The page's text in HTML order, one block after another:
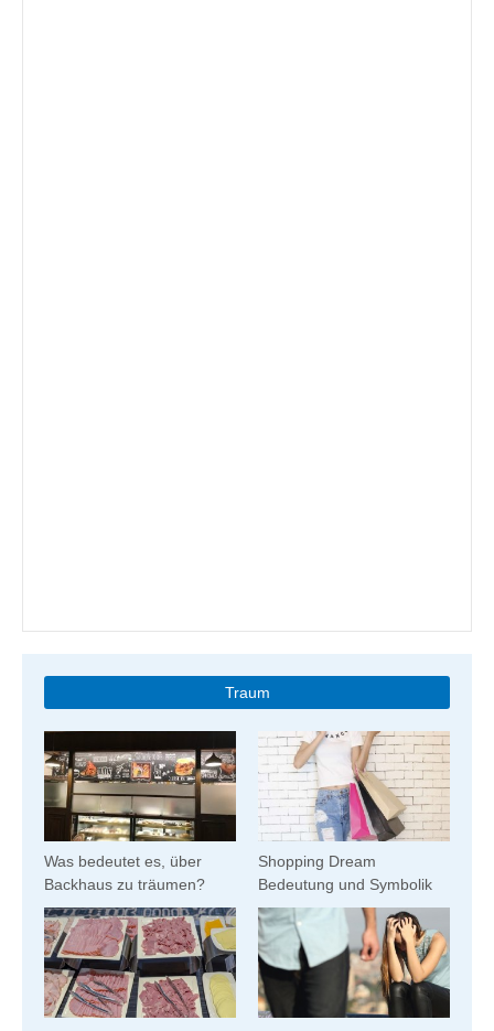
Traum
Was bedeutet es, über
Backhaus zu träumen?
Shopping Dream
Bedeutung und Symbolik